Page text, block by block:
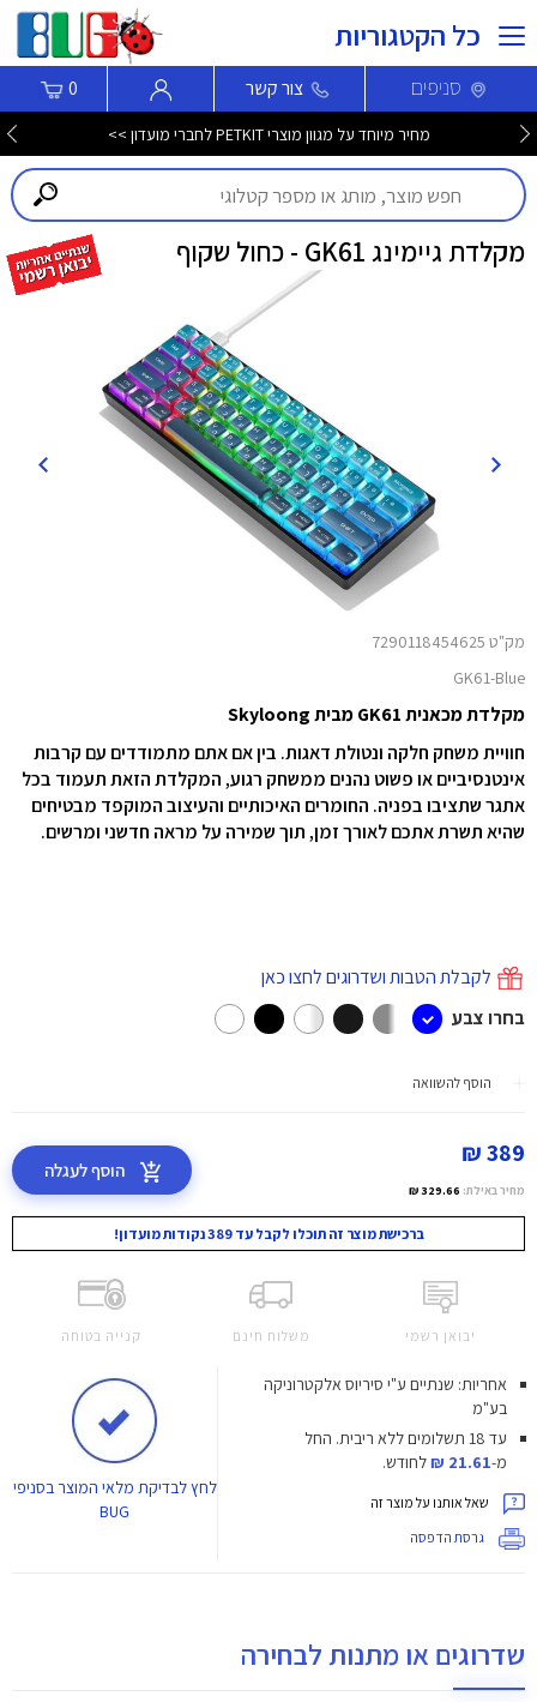
כל הקטגוריות
סניפים צור קשר 0
מחיר מיוחד על מגוון מוצרי PETKIT לחברי מועדון >>
מקלדת גיימינג GK61 - כחול שקוף
מק"ט 7290118454625
GK61-Blue
מקלדת מכאנית GK61 מבית Skyloong
חוויית משחק חלקה ונטולת דאגות. בין אם אתם מתמודדים עם קרבות
אינטנסיביים או פשוט נהנים ממשחק רגוע, המקלדת הזאת תעמוד בכל
אתגר שתציבו בפניה. החומרים האיכותיים והעיצוב המוקפד מבטיחים
שהיא תשרת אתכם לאורך זמן, תוך שמירה על מראה חדשני ומרשים.
לקבלת הטבות ושדרוגים לחצו כאן
בחרו צבע
הוסף להשוואה
389 ₪
מחיר באילת: 329.66 ₪
הוסף לעגלה
ברכישת מוצר זה תוכלו לקבל עד 389 נקודות מועדון!
יבואן רשמי משלוח חינם קנייה בטוחה
אחריות: שנתיים ע"י סיריוס אלקטרוניקה
בע"מ
עד 18 תשלומים ללא ריבית.
החל
מ-21.61 ₪ לחודש.
שאל אותנו על מוצר זה
גרסת הדפסה
לחץלבדיקת מלאי המוצר בסניפי
BUG
שדרוגים או מתנות לבחירה